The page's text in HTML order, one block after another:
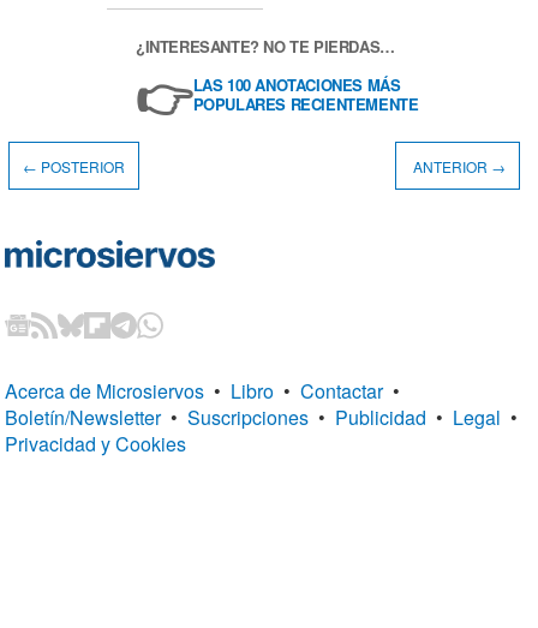
¿INTERESANTE? NO TE PIERDAS…
👉LAS 100 ANOTACIONES MÁS
POPULARES RECIENTEMENTE
← POSTERIOR ANTERIOR →
Acerca de Microsiervos • Libro • Contactar •
Boletín/Newsletter • Suscripciones • Publicidad • Legal •
Privacidad y Cookies